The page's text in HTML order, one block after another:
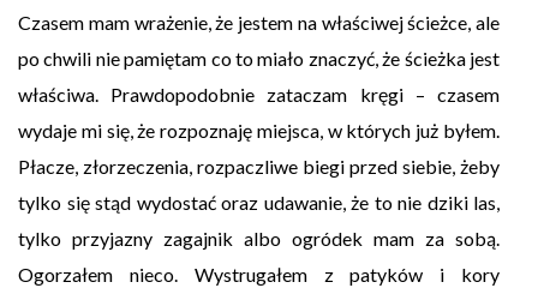
Czasem mam wrażenie, że jestem na właściwej ścieżce, ale
po chwili nie pamiętam co to miało znaczyć, że ścieżka jest
właściwa. Prawdopodobnie zataczam kręgi – czasem
wydaje mi się, że rozpoznaję miejsca, w których już byłem.
Płacze, złorzeczenia, rozpaczliwe biegi przed siebie, żeby
tylko się stąd wydostać oraz udawanie, że to nie dziki las,
tylko przyjazny zagajnik albo ogródek mam za sobą.
Ogorzałem nieco. Wystrugałem z patyków i kory